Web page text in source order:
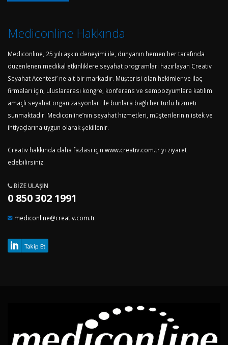
Mediconline Hakkında
Mediconline, 25 yılı aşkın deneyimi ile, dünyanın hemen her tarafında
düzenlenen medikal etkinliklere seyahat programları hazırlayan Creativ
Seyahat Acentesi’ ne ait bir markadır. Müşterisi olan hekimler ve ilaç
firmaları için, uluslararası kongre, konferans ve sempozyumlara katılım
amaçlı seyahat organizasyonları ile bunlara bağlı her türlü hizmeti
sunmaktadır. Mediconline’nın seyahat hizmetleri, müşterilerinin istek ve
ihtiyaçlarına uygun olarak şekillenir.
Creativ hakkında daha fazlası için www.creativ.com.tryi ziyaret
edebilirsiniz.
BIZE ULAŞIN
0 850 302 1991
mediconline@creativ.com.tr